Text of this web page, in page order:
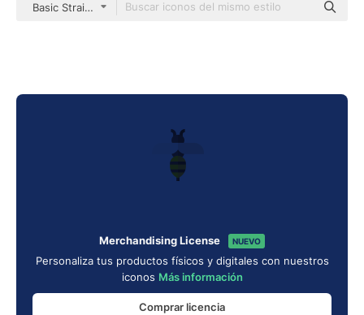
Basic Straight Flat
Merchandising License NUEVO
Personaliza tus productos físicos y digitales con nuestros
iconos Más información
Comprar licencia